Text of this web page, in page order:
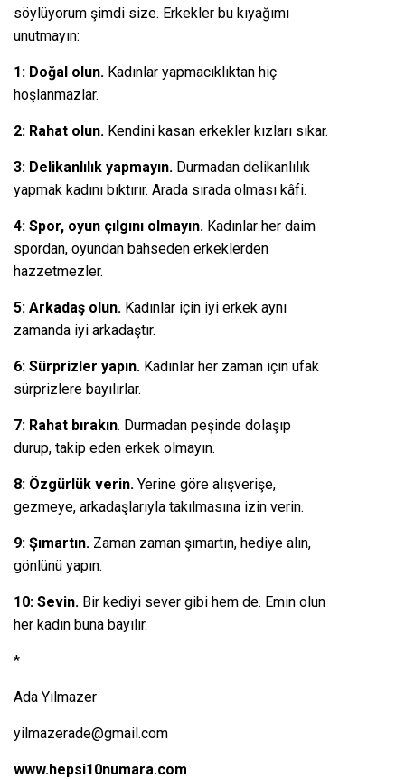
söylüyorum şimdi size. Erkekler bu kıyağımı
unutmayın:
1: Doğal olun. Kadınlar yapmacıklıktan hiç
hoşlanmazlar.
2: Rahat olun. Kendini kasan erkekler kızları sıkar.
3: Delikanlılık yapmayın. Durmadan delikanlılık
yapmak kadını bıktırır. Arada sırada olması kâfi.
4: Spor, oyun çılgını olmayın. Kadınlar her daim
spordan, oyundan bahseden erkeklerden
hazzetmezler.
5: Arkadaş olun. Kadınlar için iyi erkek aynı
zamanda iyi arkadaştır.
6: Sürprizler yapın. Kadınlar her zaman için ufak
sürprizlere bayılırlar.
7: Rahat bırakın. Durmadan peşinde dolaşıp
durup, takip eden erkek olmayın.
8: Özgürlük verin. Yerine göre alışverişe,
gezmeye, arkadaşlarıyla takılmasına izin verin.
9: Şımartın. Zaman zaman şımartın, hediye alın,
gönlünü yapın.
10: Sevin. Bir kediyi sever gibi hem de. Emin olun
her kadın buna bayılır.
*
Ada Yılmazer
yilmazerade@gmail.com
www.hepsi10numara.com